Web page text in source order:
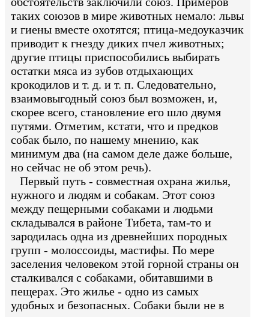
таких союзов в мире животных немало: львы
и гиены вместе охотятся; птица-медоуказчик
приводит к гнезду диких пчел животных;
другие птицы приспособились выбирать
остатки мяса из зубов отдыхающих
крокодилов и т. д. и т. п. Следовательно,
взаимовыгодный союз был возможен, и,
скорее всего, становление его шло двумя
путями. Отметим, кстати, что и предков
собак было, по нашему мнению, как
минимум два (на самом деле даже больше,
но сейчас не об этом речь).
Первый путь - совместная охрана жилья,
нужного и людям и собакам. Этот союз
между пещерными собаками и людьми
складывался в районе Тибета, там-то и
зародилась одна из древнейших породных
групп - молоссоиды, мастифы. По мере
заселения человеком этой горной страны он
сталкивался с собаками, обитавшими в
пещерах. Это жилье - одно из самых
удобных и безопасных. Собаки были не в